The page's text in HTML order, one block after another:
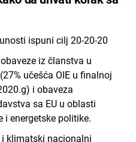
ispuni cilj 20-20-20
iz članstva u
učešća OIE u finalnoj
i obaveza
sa EU u oblasti
i energetske politike.
i klimatski nacionalni